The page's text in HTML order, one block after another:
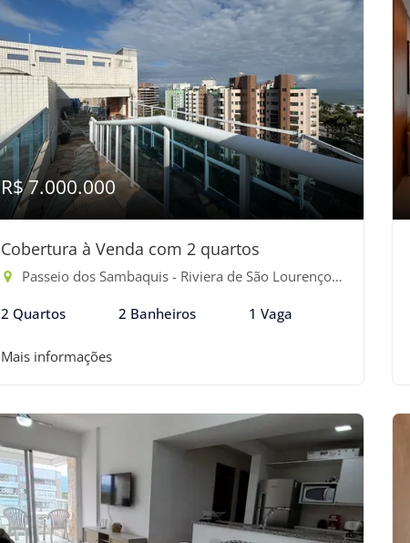
R$ 7.000.000
Cobertura à Venda com 2 quartos
Passeio dos Sambaquis - Riviera de São Lourenço, Bertioga-SP
2 Quartos 2 Banheiros 1 Vaga
Mais informações